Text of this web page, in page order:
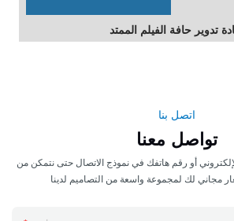
تدوير حافة الفيلم الممتد
اتصل بنا
تواصل معنا
أو رقم هاتفك في نموذج الاتصال حتى نتمكن من